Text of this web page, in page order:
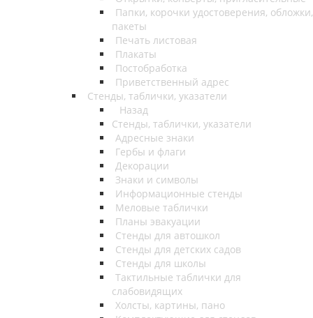
Папки, корочки удостоверения, обложки,
пакеты
Печать листовая
Плакаты
Постобработка
Приветственный адрес
Стенды, таблички, указатели
Назад
Стенды, таблички, указатели
Адресные знаки
Гербы и флаги
Декорации
Знаки и символы
Информационные стенды
Меловые таблички
Планы эвакуации
Стенды для автошкол
Стенды для детских садов
Стенды для школы
Тактильные таблички для
слабовидящих
Холсты, картины, пано